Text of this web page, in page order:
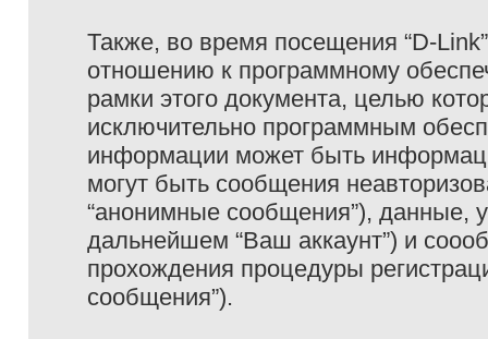
Также, во время посещения “D-
отношению к программному
рамки этого документа, целью
исключительно программным
информации может быть
могут быть сообщения
“анонимные сообщения”), данные,
дальнейшем “Ваш аккаунт”) и
прохождения процедуры
сообщения”).